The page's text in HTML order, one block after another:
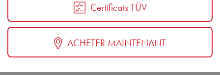
Certificats TÜV
ACHETER MAINTENANT